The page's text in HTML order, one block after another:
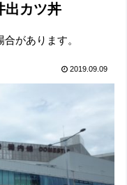
出カツ丼
があります。
2019.09.09